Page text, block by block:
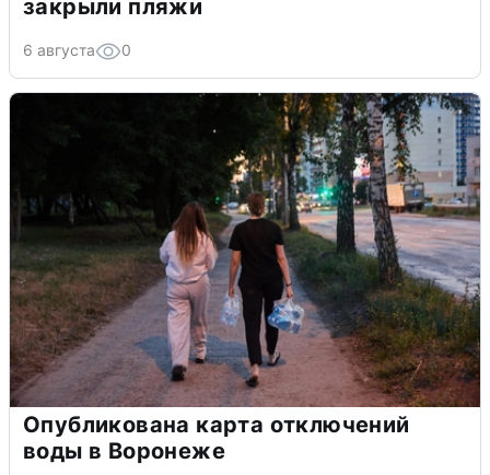
закрыли пляжи
6 августа 0
Опубликована карта отключений
воды в Воронеже